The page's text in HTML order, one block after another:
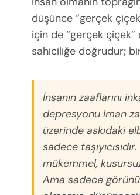
düşünce “gerçek
için de “gerçek çiçek”
sahiciliğe doğrudur;
İnsanın zaaflarını
depresyonu iman
üzerinde askıdaki
sadece
mükemmel,
Ama sadece